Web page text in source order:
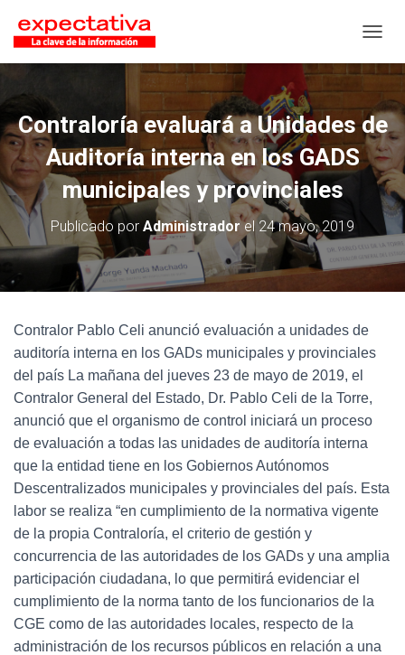
Contraloría evaluará a Unidades de
Auditoría interna en los GADS
municipales y provinciales
Publicado por Administradorel 24 mayo, 2019
Contralor Pablo Celi anunció evaluación a unidades de
auditoría interna en los GADs municipales y provinciales
del país La mañana del jueves 23 de mayo de 2019, el
Contralor General del Estado, Dr. Pablo Celi de la Torre,
anunció que el organismo de control iniciará un proceso
de evaluación a todas las unidades de auditoría interna
que la entidad tiene en los Gobiernos Autónomos
Descentralizados municipales y provinciales del país. Esta
labor se realiza “en cumplimiento de la normativa vigente
de la propia Contraloría, el criterio de gestión y
concurrencia de las autoridades de los GADs y una amplia
participación ciudadana, lo que permitirá evidenciar el
cumplimiento de la norma tanto de los funcionarios de la
CGE como de las autoridades locales, respecto de la
administración de los recursos públicos en relación a una